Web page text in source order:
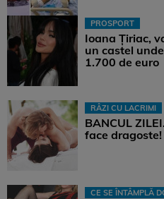
PROSPORT
Ioana Țiriac,
un castel
1.700 de euro
RÂZI CU LACRIMI
BANCUL
face dragoste!
CE SE ÎNTÂMPLĂ